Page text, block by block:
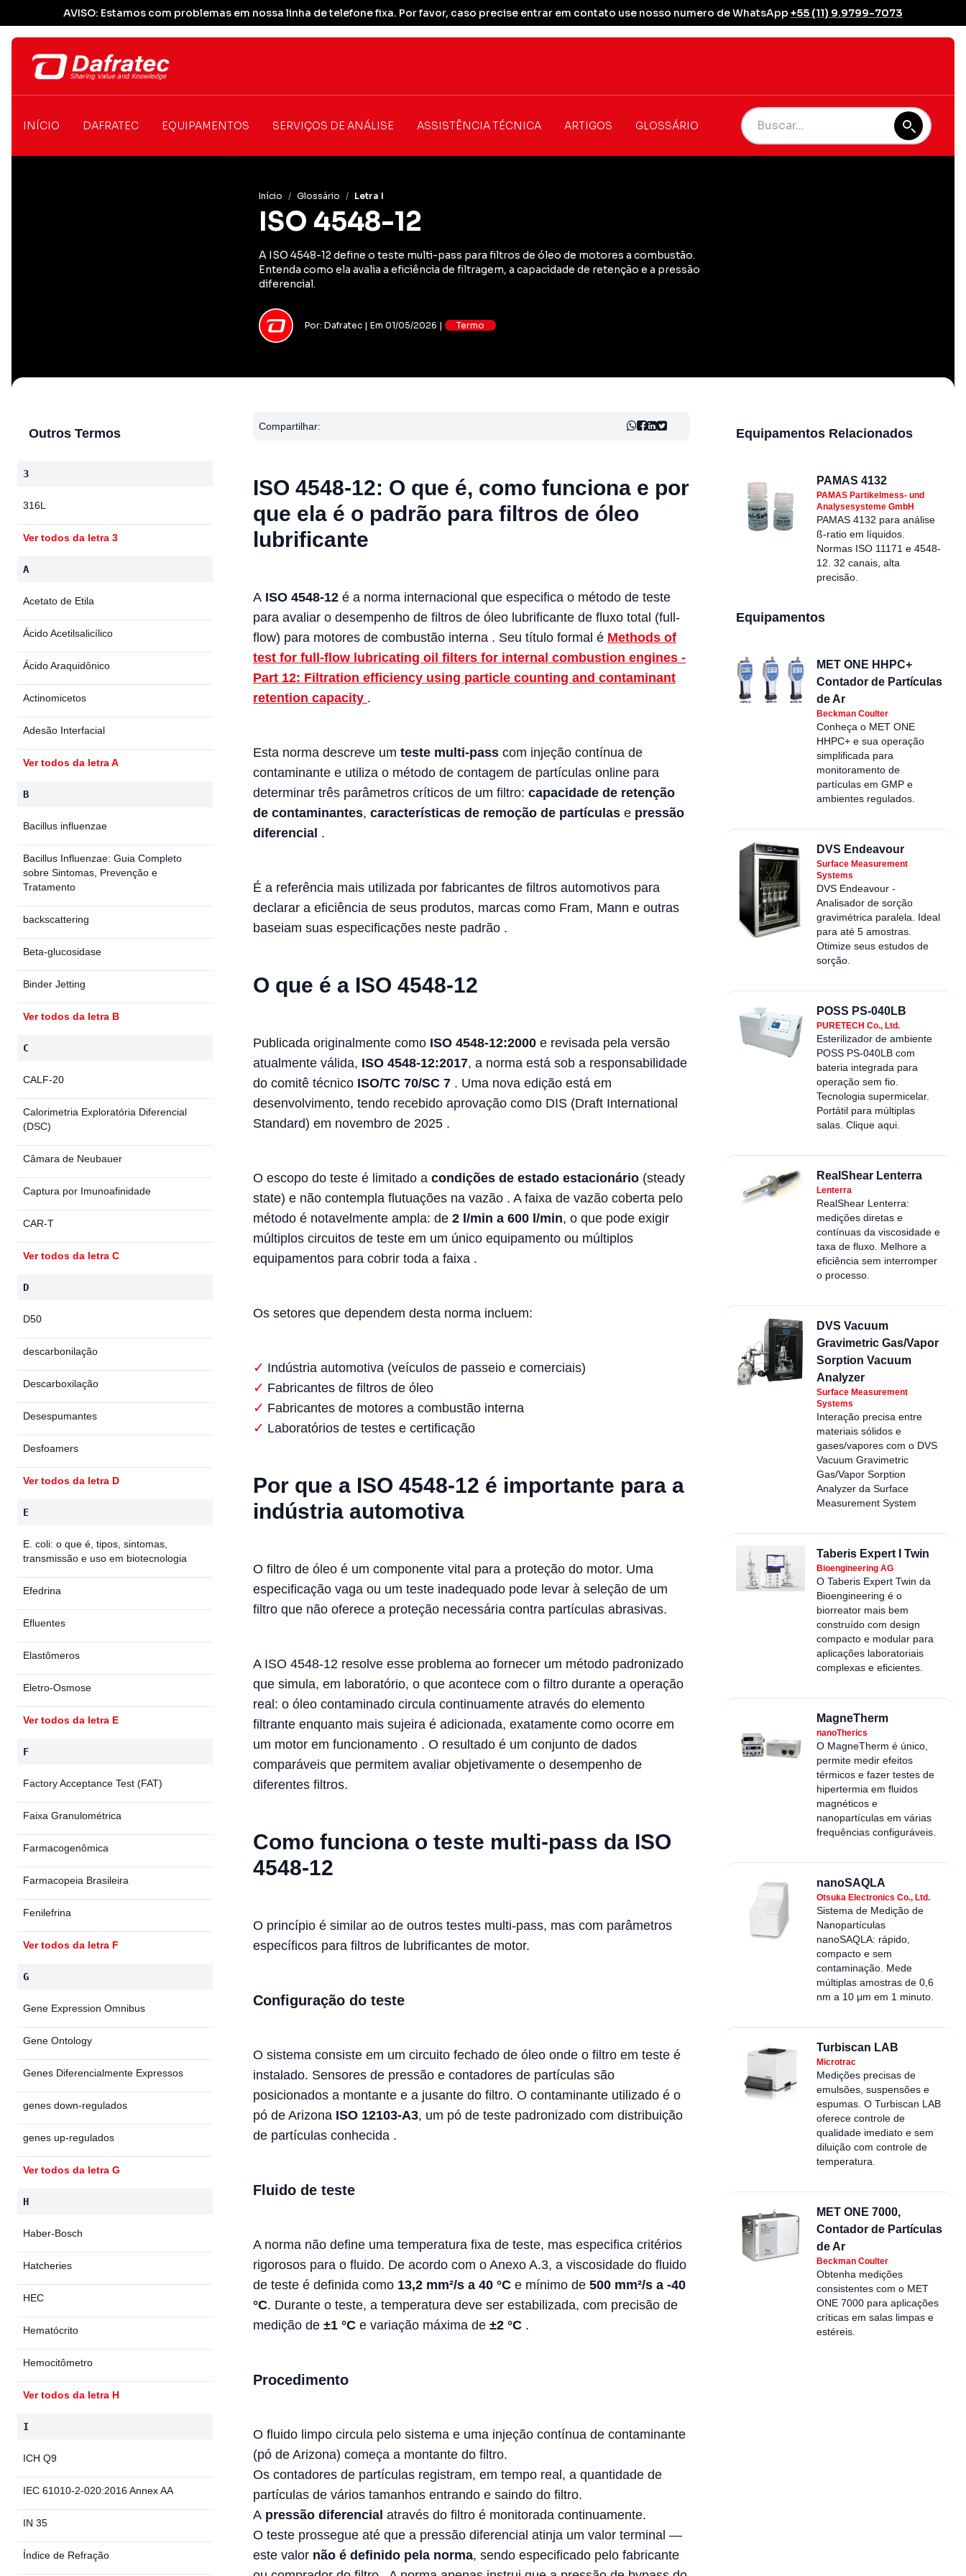
AVISO: Estamos com problemas em nossa linha de telefone fixa. Por favor, caso precise entrar em contato use nosso numero de WhatsApp +55 (11) 9.9799-7073
INÍCIO DAFRATEC EQUIPAMENTOS SERVIÇOS DE ANÁLISE ASSISTÊNCIA TÉCNICA ARTIGOS GLOSSÁRIO
Início / Glossário / Letra I
ISO 4548-12
A ISO 4548-12 define o teste multi-pass para filtros de óleo de motores a combustão.
Entenda como ela avalia a eficiência de filtragem, a capacidade de retenção e a pressão
diferencial.
Por: Dafratec | Em 01/05/2026 | Termo
Compartilhar:
ISO 4548-12: O que é, como funciona e por
que ela é o padrão para filtros de óleo
lubrificante
A ISO 4548-12 é a norma internacional que especifica o método de teste
para avaliar o desempenho de filtros de óleo lubrificante de fluxo total (full-
flow) para motores de combustão interna . Seu título formal é Methods of
test for full-flow lubricating oil filters for internal combustion engines -
Part 12: Filtration efficiency using particle counting and contaminant
retention capacity .
Esta norma descreve um teste multi-pass com injeção contínua de
contaminante e utiliza o método de contagem de partículas online para
determinar três parâmetros críticos de um filtro: capacidade de retenção
de contaminantes, características de remoção de partículas e pressão
diferencial .
É a referência mais utilizada por fabricantes de filtros automotivos para
declarar a eficiência de seus produtos, marcas como Fram, Mann e outras
baseiam suas especificações neste padrão .
O que é a ISO 4548-12
Publicada originalmente como ISO 4548-12:2000 e revisada pela versão
atualmente válida, ISO 4548-12:2017, a norma está sob a responsabilidade
do comitê técnico ISO/TC 70/SC 7 . Uma nova edição está em
desenvolvimento, tendo recebido aprovação como DIS (Draft International
Standard) em novembro de 2025 .
O escopo do teste é limitado a condições de estado estacionário (steady
state) e não contempla flutuações na vazão . A faixa de vazão coberta pelo
método é notavelmente ampla: de 2 l/min a 600 l/min, o que pode exigir
múltiplos circuitos de teste em um único equipamento ou múltiplos
equipamentos para cobrir toda a faixa .
Os setores que dependem desta norma incluem:
Indústria automotiva (veículos de passeio e comerciais)
Fabricantes de filtros de óleo
Fabricantes de motores a combustão interna
Laboratórios de testes e certificação
Por que a ISO 4548-12 é importante para a
indústria automotiva
O filtro de óleo é um componente vital para a proteção do motor. Uma
especificação vaga ou um teste inadequado pode levar à seleção de um
filtro que não oferece a proteção necessária contra partículas abrasivas.
A ISO 4548-12 resolve esse problema ao fornecer um método padronizado
que simula, em laboratório, o que acontece com o filtro durante a operação
real: o óleo contaminado circula continuamente através do elemento
filtrante enquanto mais sujeira é adicionada, exatamente como ocorre em
um motor em funcionamento . O resultado é um conjunto de dados
comparáveis que permitem avaliar objetivamente o desempenho de
diferentes filtros.
Como funciona o teste multi-pass da ISO
4548-12
O princípio é similar ao de outros testes multi-pass, mas com parâmetros
específicos para filtros de lubrificantes de motor.
Configuração do teste
O sistema consiste em um circuito fechado de óleo onde o filtro em teste é
instalado. Sensores de pressão e contadores de partículas são
posicionados a montante e a jusante do filtro. O contaminante utilizado é o
pó de Arizona ISO 12103-A3, um pó de teste padronizado com distribuição
de partículas conhecida .
Fluido de teste
A norma não define uma temperatura fixa de teste, mas especifica critérios
rigorosos para o fluido. De acordo com o Anexo A.3, a viscosidade do fluido
de teste é definida como 13,2 mm²/s a 40 °C e mínimo de 500 mm²/s a -40
°C. Durante o teste, a temperatura deve ser estabilizada, com precisão de
medição de ±1 °C e variação máxima de ±2 °C .
Procedimento
O fluido limpo circula pelo sistema e uma injeção contínua de contaminante
(pó de Arizona) começa a montante do filtro.
Os contadores de partículas registram, em tempo real, a quantidade de
partículas de vários tamanhos entrando e saindo do filtro.
A pressão diferencial através do filtro é monitorada continuamente.
O teste prossegue até que a pressão diferencial atinja um valor terminal —
este valor não é definido pela norma, sendo especificado pelo fabricante
Outros Termos
3
316L
Ver todos da letra 3
A
Acetato de Etila
Ácido Acetilsalicílico
Ácido Araquidônico
Actinomicetos
Adesão Interfacial
Ver todos da letra A
B
Bacillus influenzae
Bacillus Influenzae: Guia Completo
sobre Sintomas, Prevenção e
Tratamento
backscattering
Beta-glucosidase
Binder Jetting
Ver todos da letra B
C
CALF-20
Calorimetria Exploratória Diferencial
(DSC)
Câmara de Neubauer
Captura por Imunoafinidade
CAR-T
Ver todos da letra C
D
D50
descarbonilação
Descarboxilação
Desespumantes
Desfoamers
Ver todos da letra D
E
E. coli: o que é, tipos, sintomas,
transmissão e uso em biotecnologia
Efedrina
Efluentes
Elastômeros
Eletro-Osmose
Ver todos da letra E
F
Factory Acceptance Test (FAT)
Faixa Granulométrica
Farmacogenômica
Farmacopeia Brasileira
Fenilefrina
Ver todos da letra F
G
Gene Expression Omnibus
Gene Ontology
Genes Diferencialmente Expressos
genes down-regulados
genes up-regulados
Ver todos da letra G
H
Haber-Bosch
Hatcheries
HEC
Hematócrito
Hemocitômetro
Ver todos da letra H
I
ICH Q9
IEC 61010-2-020:2016 Annex AA
IN 35
Índice de Refração
Equipamentos Relacionados
PAMAS 4132
PAMAS Partikelmess- und
Analysesysteme GmbH
PAMAS 4132 para análise
ß-ratio em líquidos.
Normas ISO 11171 e 4548-
12. 32 canais, alta
precisão.
Equipamentos
MET ONE HHPC+
Contador de Partículas
de Ar
Beckman Coulter
Conheça o MET ONE
HHPC+ e sua operação
simplificada para
monitoramento de
partículas em GMP e
ambientes regulados.
DVS Endeavour
Surface Measurement
Systems
DVS Endeavour -
Analisador de sorção
gravimétrica paralela. Ideal
para até 5 amostras.
Otimize seus estudos de
sorção.
POSS PS-040LB
PURETECH Co., Ltd.
Esterilizador de ambiente
POSS PS-040LB com
bateria integrada para
operação sem fio.
Tecnologia supermicelar.
Portátil para múltiplas
salas. Clique aqui.
RealShear Lenterra
Lenterra
RealShear Lenterra:
medições diretas e
contínuas da viscosidade e
taxa de fluxo. Melhore a
eficiência sem interromper
o processo.
DVS Vacuum
Gravimetric Gas/Vapor
Sorption Vacuum
Analyzer
Surface Measurement
Systems
Interação precisa entre
materiais sólidos e
gases/vapores com o DVS
Vacuum Gravimetric
Gas/Vapor Sorption
Analyzer da Surface
Measurement System
Taberis Expert I Twin
Bioengineering AG
O Taberis Expert Twin da
Bioengineering é o
biorreator mais bem
construído com design
compacto e modular para
aplicações laboratoriais
complexas e eficientes.
MagneTherm
nanoTherics
O MagneTherm é único,
permite medir efeitos
térmicos e fazer testes de
hipertermia em fluidos
magnéticos e
nanopartículas em várias
frequências configuráveis.
nanoSAQLA
Otsuka Electronics Co., Ltd.
Sistema de Medição de
Nanopartículas
nanoSAQLA: rápido,
compacto e sem
contaminação. Mede
múltiplas amostras de 0,6
nm a 10 μm em 1 minuto.
Turbiscan LAB
Microtrac
Medições precisas de
emulsões, suspensões e
espumas. O Turbiscan LAB
oferece controle de
qualidade imediato e sem
diluição com controle de
temperatura.
MET ONE 7000,
Contador de Partículas
de Ar
Beckman Coulter
Obtenha medições
consistentes com o MET
ONE 7000 para aplicações
críticas em salas limpas e
estéreis.